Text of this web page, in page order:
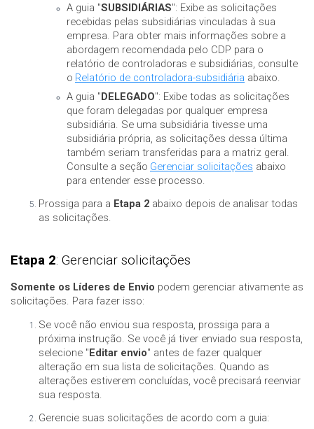
A guia "SUBSIDIÁRIAS": Exibe as solicitações
recebidas pelas subsidiárias vinculadas à sua
empresa. Para obter mais informações sobre a
abordagem recomendada pelo CDP para o
relatório de controladoras e subsidiárias, consulte
o Relatório de controladora-subsidiária abaixo.
A guia "DELEGADO": Exibe todas as solicitações
que foram delegadas por qualquer empresa
subsidiária. Se uma subsidiária tivesse uma
subsidiária própria, as solicitações dessa última
também seriam transferidas para a matriz geral.
Consulte a seção Gerenciar solicitações abaixo
para entender esse processo.
Prossiga para a Etapa 2 abaixo depois de analisar todas
as solicitações.
Etapa 2: Gerenciar solicitações
Somente os Líderes de Envio podem gerenciar ativamente as
solicitações. Para fazer isso:
Se você não enviou sua resposta, prossiga para a
próxima instrução. Se você já tiver enviado sua resposta,
selecione "Editar envio" antes de fazer qualquer
alteração em sua lista de solicitações. Quando as
alterações estiverem concluídas, você precisará reenviar
sua resposta.
Gerencie suas solicitações de acordo com a guia: